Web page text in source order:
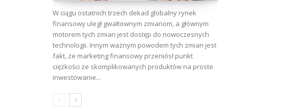
W ciągu ostatnich trzech dekad globalny rynek
finansowy uległ gwałtownym zmianom, a głównym
motorem tych zmian jest dostęp do nowoczesnych
technologii. Innym ważnym powodem tych zmian jest
fakt, że marketing finansowy przeniósł punkt
ciężkości ze skomplikowanych produktów na proste
inwestowanie...